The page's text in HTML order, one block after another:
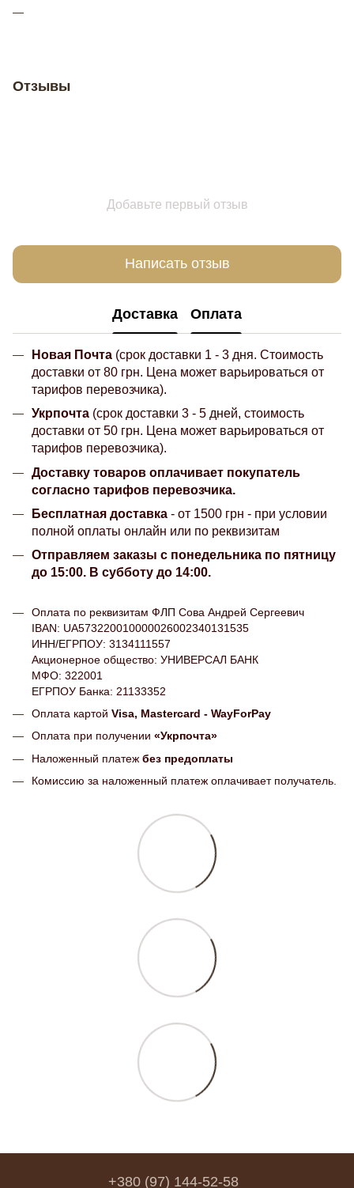
Отзывы
Добавьте первый отзыв
Написать отзыв
Доставка Оплата
Новая Почта (срок доставки 1 - 3 дня. Стоимость
доставки от 80 грн. Цена может варьироваться от
тарифов перевозчика).
Укрпочта (срок доставки 3 - 5 дней, стоимость
доставки от 50 грн. Цена может варьироваться от
тарифов перевозчика).
Доставку товаров оплачивает покупатель
согласно тарифов перевозчика.
Бесплатная доставка - от 1500 грн - при условии
полной оплаты онлайн или по реквизитам
Отправляем заказы с понедельника по пятницу
до 15:00. В субботу до 14:00.
Оплата по реквизитам ФЛП Сова Андрей Сергеевич
IBAN: UA573220010000026002340131535
ИНН/ЕГРПОУ: 3134111557
Акционерное общество: УНИВЕРСАЛ БАНК
МФО: 322001
ЕГРПОУ Банка: 21133352
Оплата картой Visa, Mastercard - WayForPay
Оплата при получении «Укрпочта»
Наложенный платеж без предоплаты
Комиссию за наложенный платеж оплачивает получатель.
+380 (97) 144-52-58